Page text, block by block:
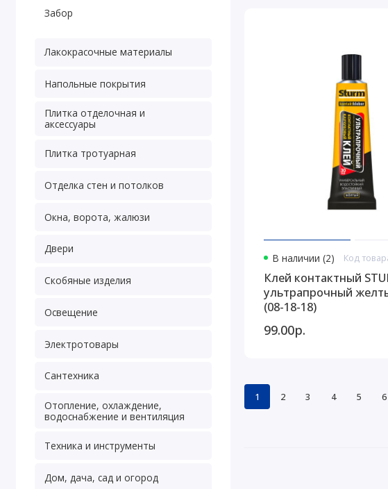
Забор
Лакокрасочные материалы
Напольные покрытия
Плитка отделочная и
аксессуары
Плитка тротуарная
Отделка стен и потолков
Окна, ворота, жалюзи
Двери
Скобяные изделия
Освещение
Электротовары
Сантехника
Отопление, охлаждение,
водоснабжение и вентиляция
Техника и инструменты
Дом, дача, сад и огород
В наличии (2) Код
Клей контактный
ультрапрочный
(08-18-18)
99.00р.
1 2 3 4 5 6